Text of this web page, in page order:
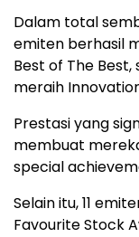
Dalam total
emiten berhasil
Best of The
meraih
Prestasi yang
membuat
special
Selain itu, 11
Favourite Stock